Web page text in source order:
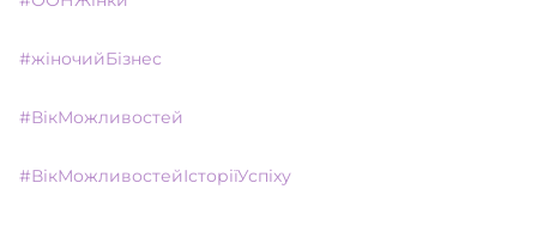
#жіночийБізнес
#ВікМожливостей
#ВікМожливостейІсторіїУспіху